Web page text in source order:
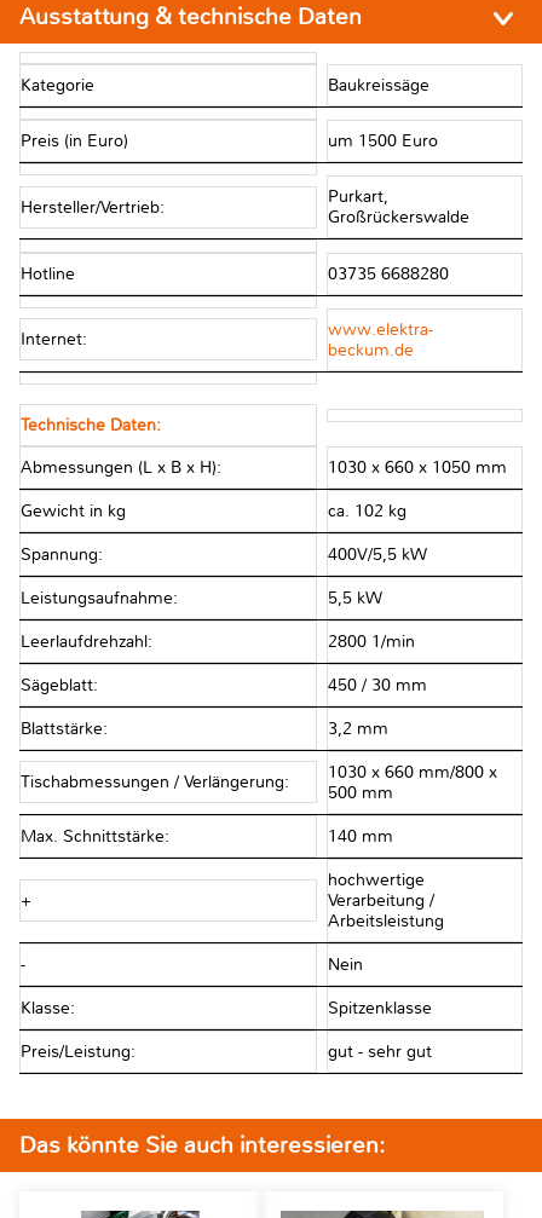
Ausstattung & technische Daten
Kategorie Baukreissäge
Preis (in Euro) um 1500 Euro
Hersteller/Vertrieb:
Purkart,
Großrückerswalde
Hotline 03735 6688280
Internet:
www.elektra-
beckum.de
Technische Daten:
Abmessungen (L x B x H): 1030 x 660 x 1050 mm
Gewicht in kg ca. 102 kg
Spannung: 400V/5,5 kW
Leistungsaufnahme: 5,5 kW
Leerlaufdrehzahl: 2800 1/min
Sägeblatt: 450 / 30 mm
Blattstärke: 3,2 mm
Tischabmessungen / Verlängerung:
1030 x 660 mm/800 x
500 mm
Max. Schnittstärke: 140 mm
+
hochwertige
Verarbeitung /
Arbeitsleistung
- Nein
Klasse: Spitzenklasse
Preis/Leistung: gut - sehr gut
Das könnte Sie auch interessieren: